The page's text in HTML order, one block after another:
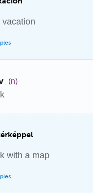
(n)
with a map